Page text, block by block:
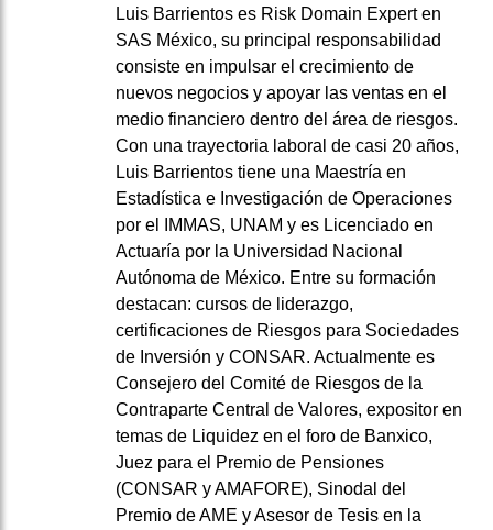
Luis Barrientos es Risk Domain Expert en
SAS México, su principal responsabilidad
consiste en impulsar el crecimiento de
nuevos negocios y apoyar las ventas en el
medio financiero dentro del área de riesgos.
Con una trayectoria laboral de casi 20 años,
Luis Barrientos tiene una Maestría en
Estadística e Investigación de Operaciones
por el IMMAS, UNAM y es Licenciado en
Actuaría por la Universidad Nacional
Autónoma de México. Entre su formación
destacan: cursos de liderazgo,
certificaciones de Riesgos para Sociedades
de Inversión y CONSAR. Actualmente es
Consejero del Comité de Riesgos de la
Contraparte Central de Valores, expositor en
temas de Liquidez en el foro de Banxico,
Juez para el Premio de Pensiones
(CONSAR y AMAFORE), Sinodal del
Premio de AME y Asesor de Tesis en la